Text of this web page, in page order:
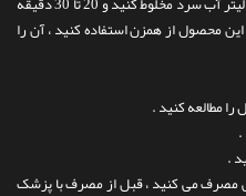
محصول از همزن استفاده کنید ، آن را
مطالعه کنید .
.
.
مصرف می کنید ، قبل از مصرف با پزشک